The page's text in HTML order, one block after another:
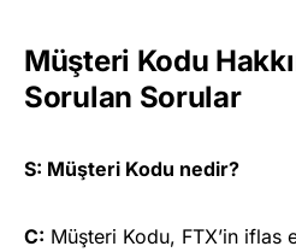
Müşteri Kodu
Sorulan Sorular
S: Müşteri Kodu nedir?
C: Müşteri Kodu, FTX’in iflas